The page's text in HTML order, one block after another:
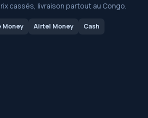
cassés, livraison partout au Congo.
Money Airtel Money Cash